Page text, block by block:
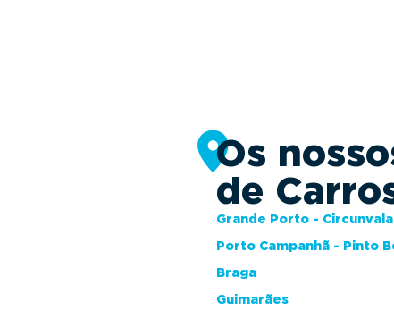
Os
de
Grande Porto -
Porto Campanhã - Pinto
Braga
Guimarães